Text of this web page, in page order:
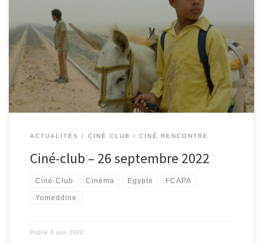
Ciné-Club du FCAPA lundi 26 septembre 2022 au Cinéma Le César
à Apt - 18h30
ACTUALITÉS CINÉ CLUB / CINÉ RENCONTRE
Ciné-club – 26 septembre 2022
Ciné-Club Cinéma Egypte FCAPA
Yomeddine
Publié 8 juin 2022